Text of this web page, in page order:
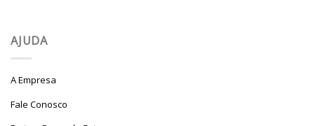
AJUDA
A Empresa
Fale Conosco